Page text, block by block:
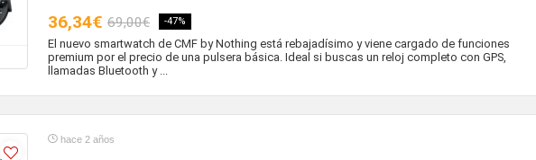
36,34€ 69,00€ -47%
El nuevo smartwatch de CMF by Nothing está rebajadísimo y viene cargado de funciones
premium por el precio de una pulsera básica. Ideal si buscas un reloj completo con GPS,
llamadas Bluetooth y ...
hace 2 años